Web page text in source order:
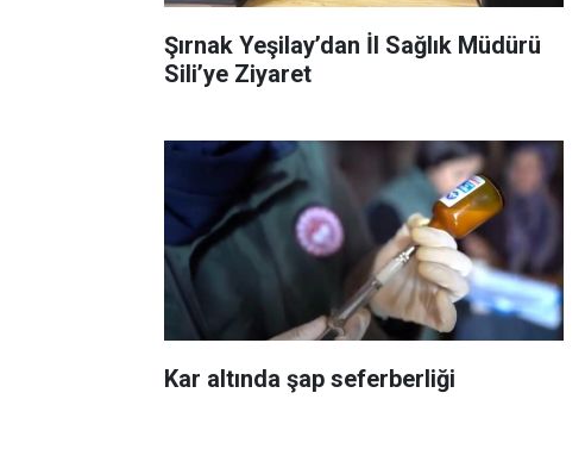
Şırnak Yeşilay’dan İl Sağlık Müdürü
Sili’ye Ziyaret
Kar altında şap seferberliği